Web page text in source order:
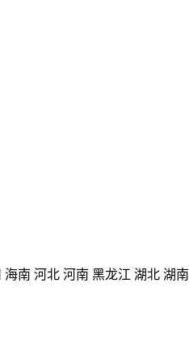
海南 河北 河南 黑龙江 湖北 湖南